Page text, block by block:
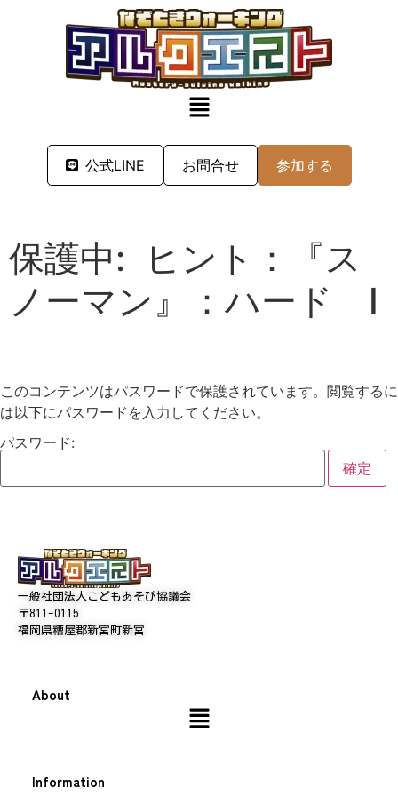
公式LINE お問合せ 参加する
保護中: ヒント：『ス
ノーマン』：ハード I
このコンテンツはパスワードで保護されています。閲覧するに
は以下にパスワードを入力してください。
パスワード:
一般社団法人こどもあそび協議会
〒811-0115
福岡県糟屋郡新宮町新宮
About
Information